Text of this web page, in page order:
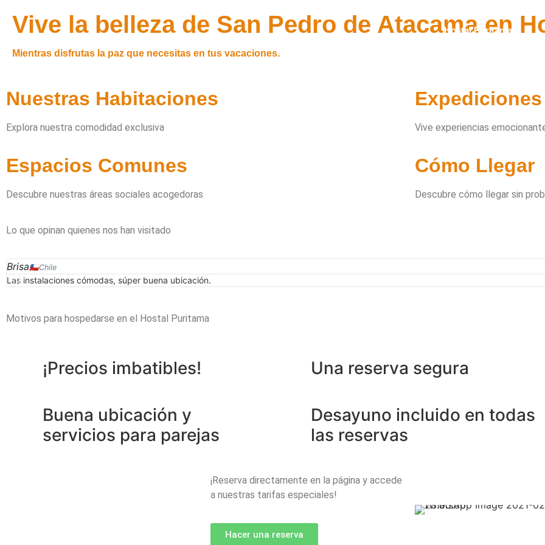
Hostal Puritama
Vive la belleza de San Pedro de Atacama en
Mientras disfrutas la paz que necesitas en tus vacaciones.
Nuestras Habitaciones
Explora nuestra comodidad exclusiva
Expediciones
Vive experiencias
Espacios Comunes
Descubre nuestras áreas sociales acogedoras
Cómo Llegar
Descubre cómo llegar sin
Lo que opinan quienes nos han visitado
Brisa🇨🇱Chile
Las instalaciones cómodas, súper buena ubicación.
Motivos para hospedarse en el Hostal Puritama
¡Precios imbatibles!
Buena ubicación y
servicios para parejas
Una reserva segura
Desayuno incluido en todas
las reservas
¡Reserva directamente en la página y accede
a nuestras tarifas especiales!
Hacer una reserva